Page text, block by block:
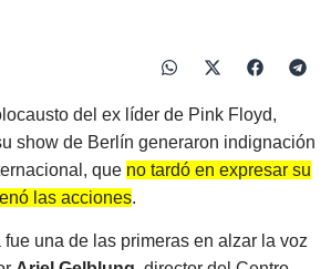
del ex líder de Pink Floyd,
show de Berlín generaron indignación
que no tardó en expresar su
las acciones.
una de las primeras en alzar la voz